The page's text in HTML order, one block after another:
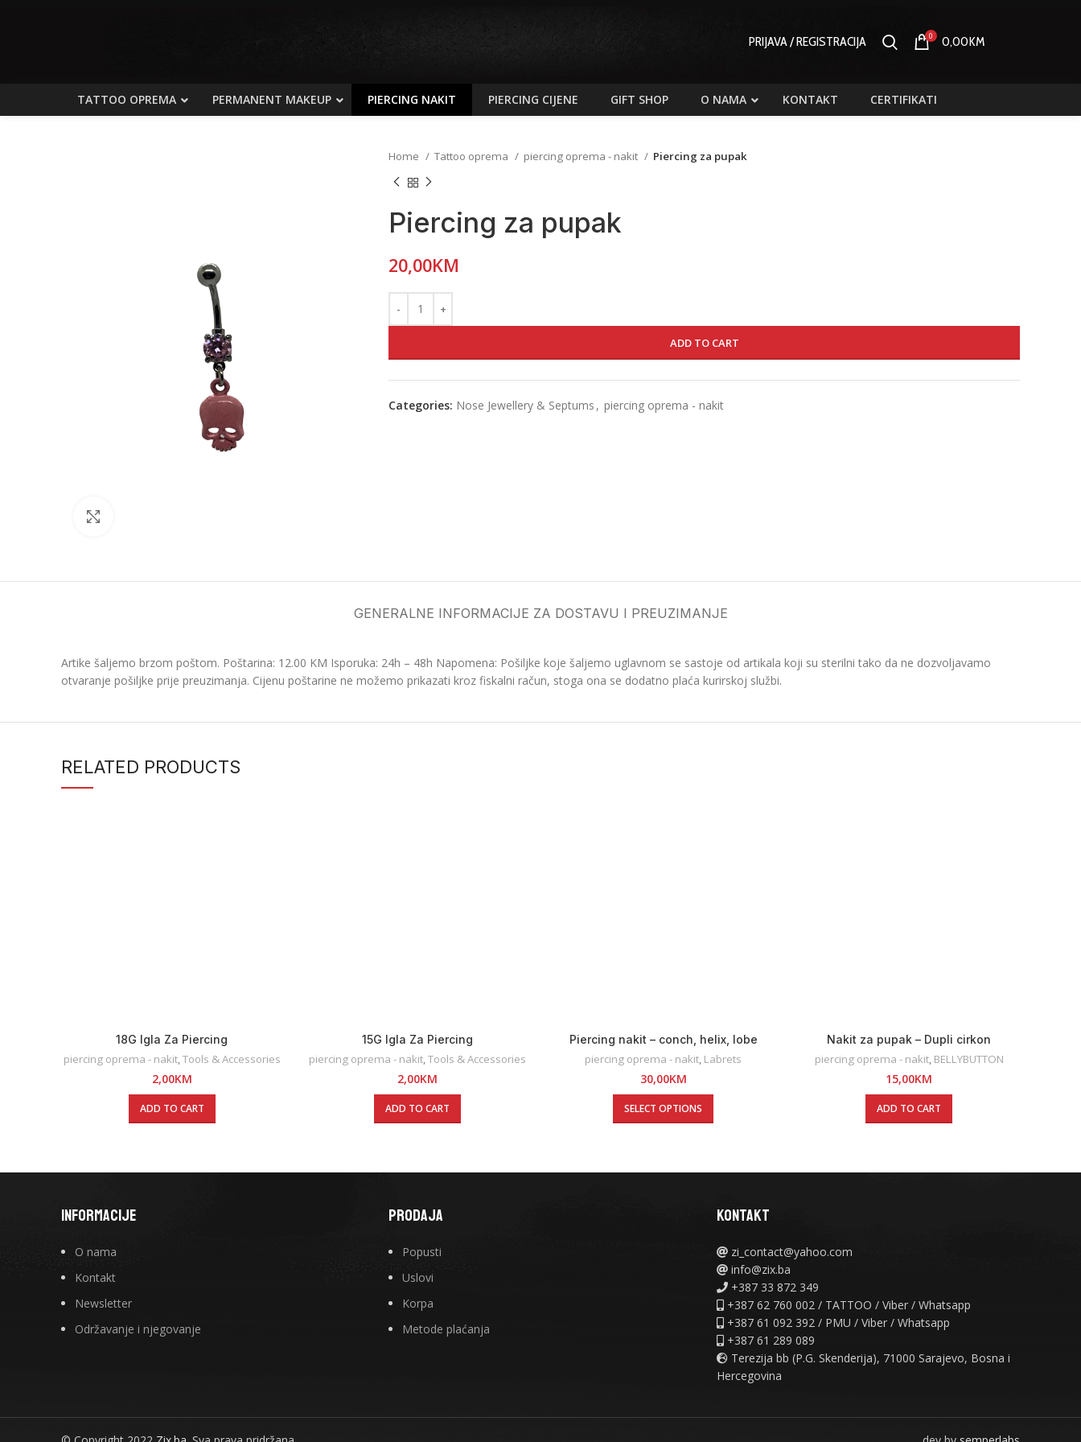
PRIJAVA / REGISTRACIJA 0 0,00KM
TATTOO OPREMA PERMANENT MAKEUP PIERCING NAKIT PIERCING CIJENE GIFT SHOP O NAMA KONTAKT CERTIFIKATI
Home Tattoo oprema piercing oprema - nakit Piercing za pupak
Piercing za pupak
20,00KM
ADD TO CART
Categories: Nose Jewellery & Septums , piercing oprema - nakit
GENERALNE INFORMACIJE ZA DOSTAVU I PREUZIMANJE
Artike šaljemo brzom poštom. Poštarina: 12.00 KM Isporuka: 24h – 48h Napomena: Pošiljke koje šaljemo uglavnom se sastoje od artikala koji su sterilni tako da ne dozvoljavamo
otvaranje pošiljke prije preuzimanja. Cijenu poštarine ne možemo prikazati kroz fiskalni račun, stoga ona se dodatno plaća kurirskoj službi.
RELATED PRODUCTS
18G Igla Za Piercing
piercing oprema - nakit,Tools & Accessories
2,00KM
ADD TO CART
15G Igla Za Piercing
piercing oprema - nakit,Tools & Accessories
2,00KM
ADD TO CART
Piercing nakit – conch, helix, lobe
piercing oprema - nakit, Labrets
30,00KM
SELECT OPTIONS
Nakit za pupak – Dupli cirkon
piercing oprema - nakit, BELLYBUTTON
15,00KM
ADD TO CART
INFORMACIJE
O nama
Kontakt
Newsletter
Održavanje i njegovanje
PRODAJA
Popusti
Uslovi
Korpa
Metode plaćanja
KONTAKT
zi_contact@yahoo.com
info@zix.ba
+387 33 872 349
+387 62 760 002 / TATTOO / Viber / Whatsapp
+387 61 092 392 / PMU / Viber / Whatsapp
+387 61 289 089
Terezija bb (P.G. Skenderija), 71000 Sarajevo, Bosna i
Hercegovina